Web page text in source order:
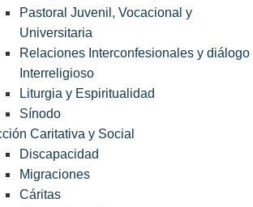
Pastoral Juvenil, Vocacional y
Universitaria
Relaciones Interconfesionales y diálogo
Interreligioso
Liturgia y Espiritualidad
Sínodo
Caritativa y Social
Discapacidad
Migraciones
Cáritas